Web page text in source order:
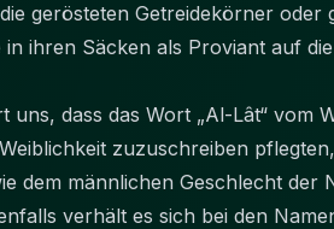
gerösteten Getreidekörner oder
ihren Säcken als Proviant auf
dass das Wort „Al-Lât“ vom
zuzuschreiben
dem männlichen Geschlecht der
verhält es sich bei den